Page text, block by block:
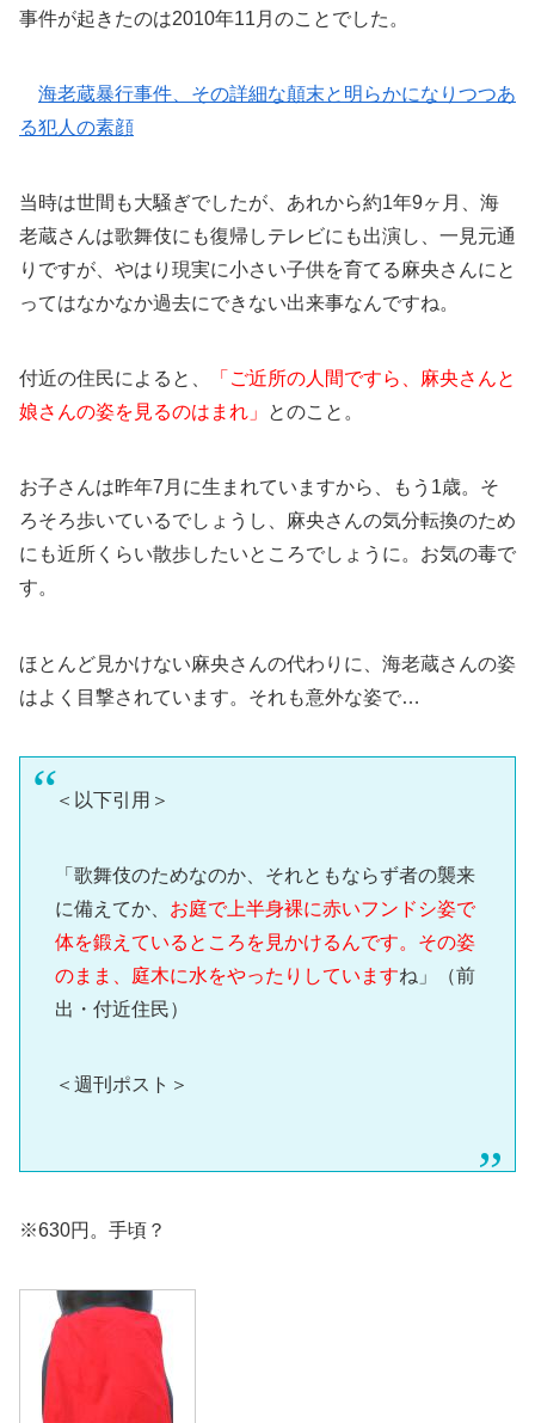
事件が起きたのは2010年11月のことでした。
海老蔵暴行事件、その詳細な顛末と明らかになりつつあ
る犯人の素顔
当時は世間も大騒ぎでしたが、あれから約1年9ヶ月、海
老蔵さんは歌舞伎にも復帰しテレビにも出演し、一見元通
りですが、やはり現実に小さい子供を育てる麻央さんにと
ってはなかなか過去にできない出来事なんですね。
付近の住民によると、
「ご近所の人間ですら、麻央さんと
娘さんの姿を見るのはまれ」
とのこと。
お子さんは昨年7月に生まれていますから、もう1歳。そ
ろそろ歩いているでしょうし、麻央さんの気分転換のため
にも近所くらい散歩したいところでしょうに。お気の毒で
す。
ほとんど見かけない麻央さんの代わりに、海老蔵さんの姿
はよく目撃されています。それも意外な姿で…
＜以下引用＞
「歌舞伎のためなのか、それともならず者の襲来
に備えてか、 お庭で上半身裸に赤いフンドシ姿で
体を鍛えているところを見かけるんです。その姿
のまま、庭木に水をやったりしていますね」（前
出・付近住民）
＜週刊ポスト＞
※630円。手頃？